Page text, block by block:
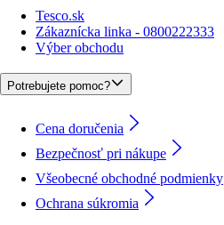
Tesco.sk
Zákaznícka linka - 0800222333
Výber obchodu
Potrebujete pomoc?
Cena doručenia
Bezpečnosť pri nákupe
Všeobecné obchodné podmienky
Ochrana súkromia